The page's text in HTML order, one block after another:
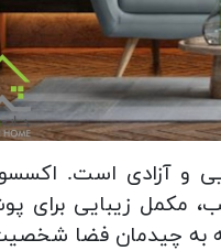
و آزادی است.
مکمل زیبایی برای
به چیدمان فضا